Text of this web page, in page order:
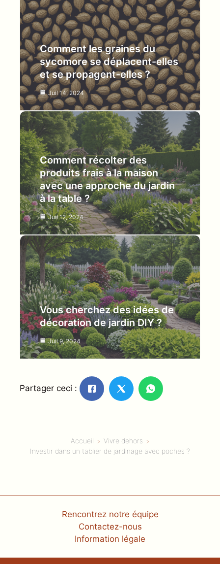
Comment les graines du
sycomore se déplacent-elles
et se propagent-elles ?
Juil 14, 2024
Comment récolter des
produits frais à la maison
avec une approche du jardin
à la table ?
Juil 12, 2024
Vous cherchez des idées de
décoration de jardin DIY ?
Juil 9, 2024
Partager ceci :
Accueil
Vivre dehors
Investir dans un tablier de jardinage avec poches ?
Rencontrez notre équipe
Contactez-nous
Information légale